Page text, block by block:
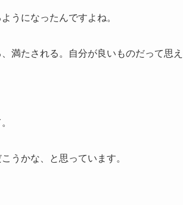
うになったんですよね。
満たされる。自分が良いものだって思え
うかな、と思っています。